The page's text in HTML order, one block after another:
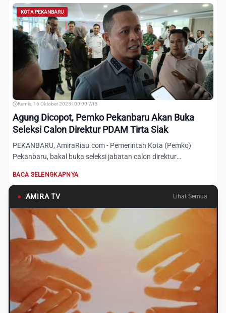
KOTA PEKANBARU
Kamis, 16 Oktober 2025 | 00:00 WIB
Agung Dicopot, Pemko Pekanbaru Akan Buka
Seleksi Calon Direktur PDAM Tirta Siak
PEKANBARU, AmiraRiau.com - Pemerintah Kota (Pemko)
Pekanbaru, bakal buka seleksi jabatan calon direktur
BACA SELENGKAPNYA
● AMIRA TV Lihat Semua